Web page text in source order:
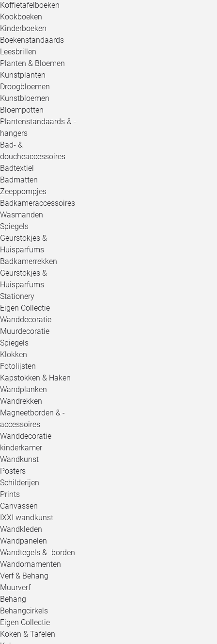
Koffietafelboeken
Kookboeken
Kinderboeken
Boekenstandaards
Leesbrillen
Planten & Bloemen
Kunstplanten
Droogbloemen
Kunstbloemen
Bloempotten
Plantenstandaards & -
hangers
Bad- &
doucheaccessoires
Badtextiel
Badmatten
Zeeppompjes
Badkameraccessoires
Wasmanden
Spiegels
Geurstokjes &
Huisparfums
Badkamerrekken
Geurstokjes &
Huisparfums
Stationery
Eigen Collectie
Wanddecoratie
Muurdecoratie
Spiegels
Klokken
Fotolijsten
Kapstokken & Haken
Wandplanken
Wandrekken
Magneetborden & -
accessoires
Wanddecoratie
kinderkamer
Wandkunst
Posters
Schilderijen
Prints
Canvassen
IXXI wandkunst
Wandkleden
Wandpanelen
Wandtegels & -borden
Wandornamenten
Verf & Behang
Muurverf
Behang
Behangcirkels
Eigen Collectie
Koken & Tafelen